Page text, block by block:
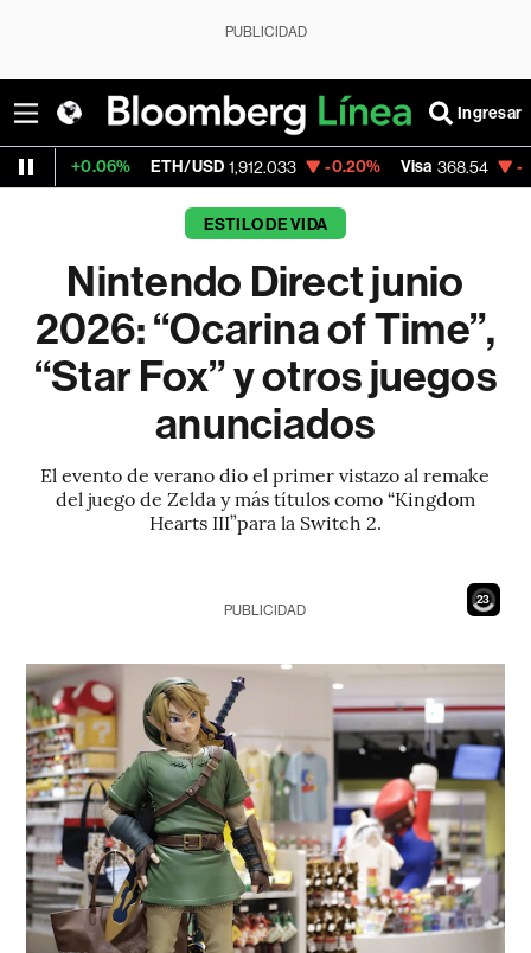
PUBLICIDAD
Ingresar
ETH/USD 1,912.033 -0.20% Visa 368.54 -0.28%
ESTILO DE VIDA
Nintendo Direct junio
2026: “Ocarina of Time”,
“Star Fox” y otros juegos
anunciados
El evento de verano dio el primer vistazo al remake
del juego de Zelda y más títulos como “Kingdom
Hearts III”para la Switch 2.
21
PUBLICIDAD